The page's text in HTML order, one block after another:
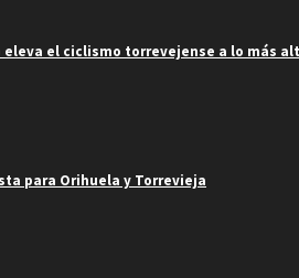
eleva el ciclismo torrevejense a lo más
para Orihuela y Torrevieja